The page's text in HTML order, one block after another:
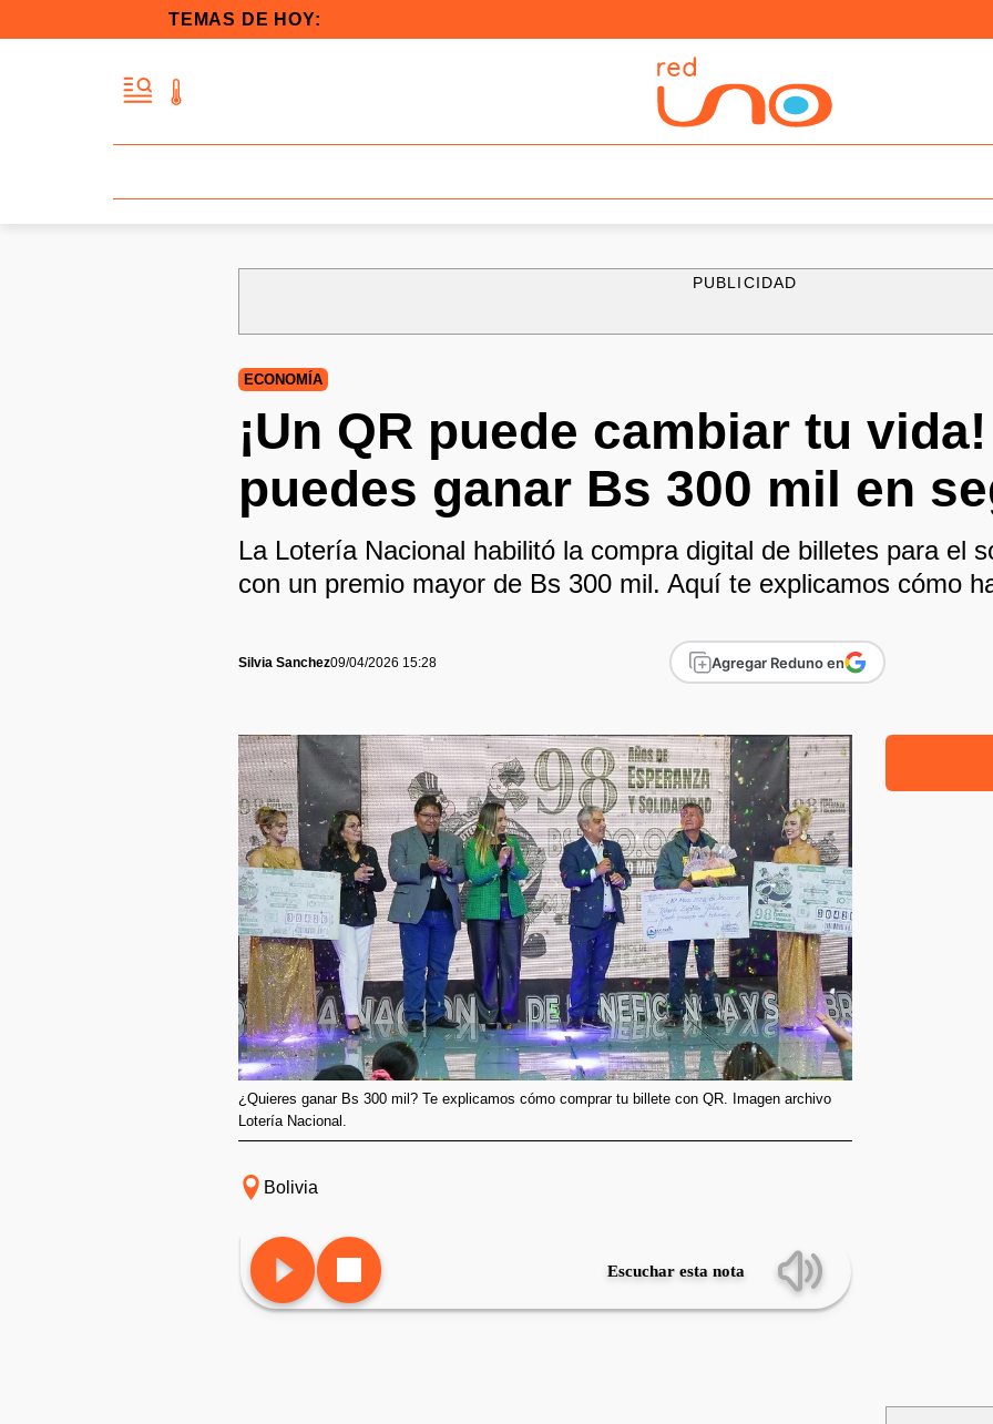
TEMAS DE HOY:
PUBLICIDAD
ECONOMÍA
¡Un QR puede cambiar tu
puedes ganar Bs 300 mil en
La Lotería Nacional habilitó la compra digital de billetes para el
con un premio mayor de Bs 300 mil. Aquí te explicamos cómo
Silvia Sanchez09/04/2026 15:28 Agregar Reduno en
¿Quieres ganar Bs 300 mil? Te explicamos cómo comprar tu billete con QR. Imagen archivo
Lotería Nacional.
Bolivia
Escuchar esta nota